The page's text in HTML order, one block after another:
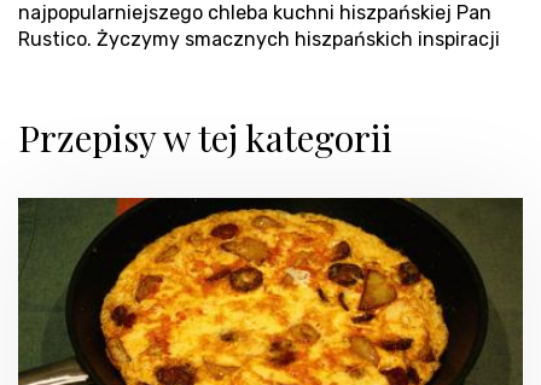
najpopularniejszego chleba kuchni hiszpańskiej Pan
Rustico. Życzymy smacznych hiszpańskich inspiracji
Przepisy w tej kategorii